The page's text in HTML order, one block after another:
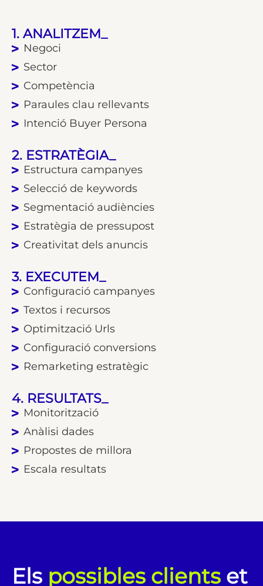
1. ANALITZEM_
Negoci
Sector
Competència
Paraules clau rellevants
Intenció Buyer Persona
2. ESTRATÈGIA_
Estructura campanyes
Selecció de keywords
Segmentació audiències
Estratègia de pressupost
Creativitat dels anuncis
3. EXECUTEM_
Configuració campanyes
Textos i recursos
Optimització Urls
Configuració conversions
Remarketing estratègic
4. RESULTATS_
Monitorització
Anàlisi dades
Propostes de millora
Escala resultats
Els possibles clients et